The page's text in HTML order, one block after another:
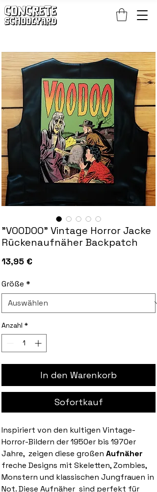
"VOODOO" Vintage Horror Jacke
Rückenaufnäher Backpatch
13,95 €Preis
Größe *
Anzahl *
In den Warenkorb
Sofortkauf
Inspiriert von den kultigen Vintage-
Horror-Bildern der 1950er bis 1970er
Jahre, zeigen diese großen Aufnäher
freche Designs mit Skeletten, Zombies,
Monstern und klassischen Jungfrauen in
Not. Diese Aufnäher sind perfekt für